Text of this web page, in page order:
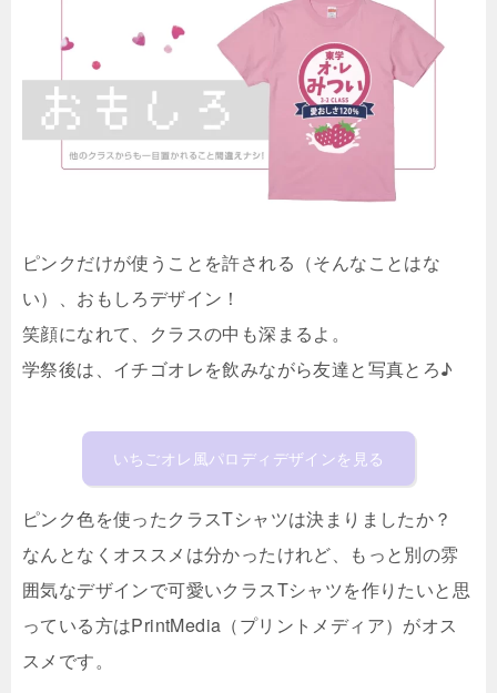
ピンクだけが使うことを許される（そんなことはな
い）、おもしろデザイン！
笑顔になれて、クラスの中も深まるよ。
学祭後は、イチゴオレを飲みながら友達と写真とろ♪
いちごオレ風パロディデザインを見る
ピンク色を使ったクラスTシャツは決まりましたか？
なんとなくオススメは分かったけれど、もっと別の雰
囲気なデザインで可愛いクラスTシャツを作りたいと思
っている方はPrintMedia（プリントメディア）がオス
スメです。